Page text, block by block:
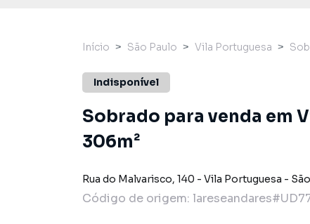
Início São Paulo Vila Portuguesa
Indisponível
Sobrado para venda em
306m²
Rua do Malvarisco, 140 - Vila Portuguesa -
Código de origem: